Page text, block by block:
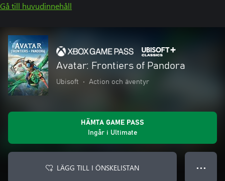
Gå till huvudinnehåll
Avatar: Frontiers of Pandora
Ubisoft • Action och äventyr
HÄMTA GAME PASS
Ingår i Ultimate
LÄGG TILL I ÖNSKELISTAN ● ● ●